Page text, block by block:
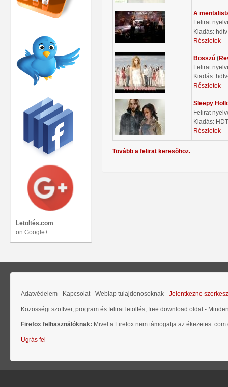
Letoltés.com
on Google+
A
Felirat
Kiadás:
Részletek
Bosszú (
Felirat
Kiadás:
Részletek
Sleepy
Felirat
Kiadás:
Részletek
Tovább a felirat keresőhöz.
Adatvédelem - Kapcsolat - Weblap tulajdonosoknak - Jelentkezne
Közösségi szoftver, program és felirat letöltés, free download oldal -
Firefox felhasználóknak: Mivel a Firefox nem támogatja az ékezetes
Ugrás fel